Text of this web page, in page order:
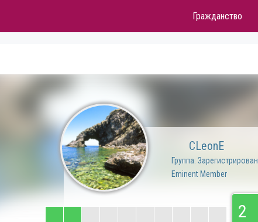
Гражданство
CLeonE
Группа: Зарегистрирован
Eminent Member
2